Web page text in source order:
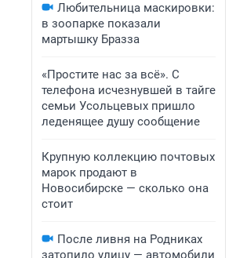
Любительница маскировки:
в зоопарке показали
мартышку Бразза
«Простите нас за всё». С
телефона исчезнувшей в тайге
семьи Усольцевых пришло
леденящее душу сообщение
Крупную коллекцию почтовых
марок продают в
Новосибирске — сколько она
стоит
После ливня на Родниках
затопило улицу — автомобили